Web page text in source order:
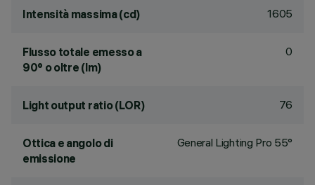
Intensità massima (cd) 1605
Flusso totale emesso a
90° o oltre (lm)
0
Light output ratio (LOR) 76
Ottica e angolo di
emissione
General Lighting Pro 55°